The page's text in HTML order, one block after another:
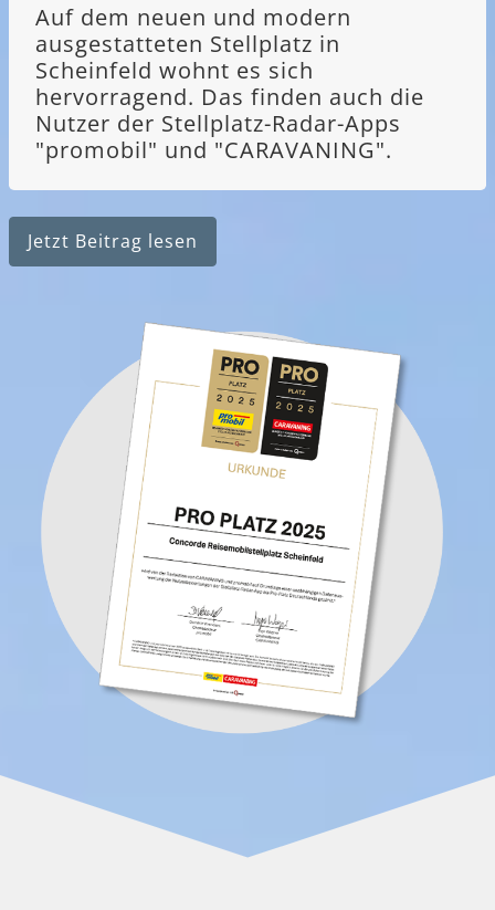
Auf dem neuen und modern
ausgestatteten Stellplatz in
Scheinfeld wohnt es sich
hervorragend. Das finden auch die
Nutzer der Stellplatz-Radar-Apps
"promobil" und "CARAVANING".
Jetzt Beitrag lesen